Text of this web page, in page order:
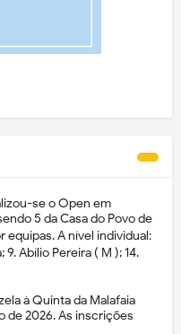
se o Open em
5 da Casa do Povo de
equipas. A nível individual:
9. Abílio Pereira ( M ); 14.
à Quinta da Malafaia
de 2026. As inscrições